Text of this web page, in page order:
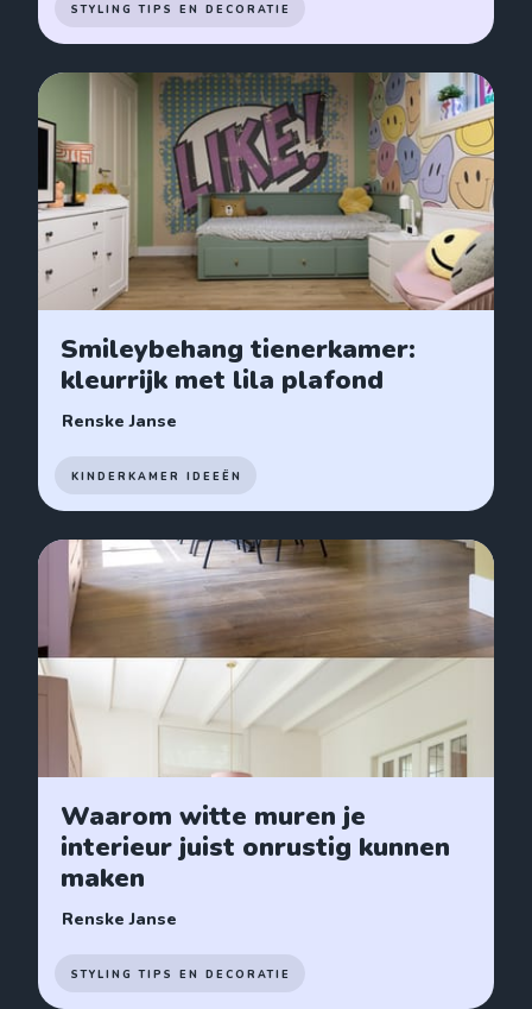
STYLING TIPS EN DECORATIE
Smileybehang tienerkamer:
kleurrijk met lila plafond
Renske Janse
KINDERKAMER IDEEËN
Waarom witte muren je
interieur juist onrustig kunnen
maken
Renske Janse
STYLING TIPS EN DECORATIE